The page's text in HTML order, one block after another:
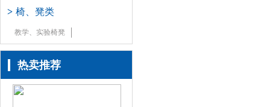
> 椅、凳类
教学、实验椅凳
热卖推荐